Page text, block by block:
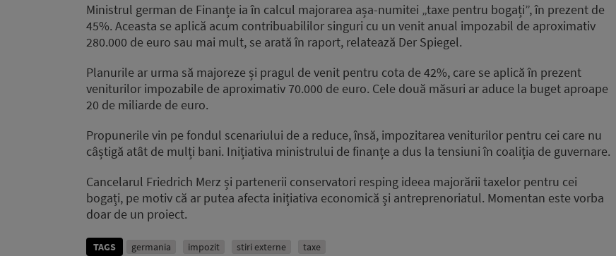
increase
or
Ministrul german de Finanțe ia în calcul majorarea așa-numitei „taxe pentru bogați”, în prezent de
45%. Aceasta se aplică acum contribuabililor singuri cu un venit anual impozabil de aproximativ
280.000 de euro sau mai mult, se arată în raport, relatează Der Spiegel.
Planurile ar urma să majoreze și pragul de venit pentru cota de 42%, care se aplică în prezent
veniturilor impozabile de aproximativ 70.000 de euro. Cele două măsuri ar aduce la buget aproape
20 de miliarde de euro.
Propunerile vin pe fondul scenariului de a reduce, însă, impozitarea veniturilor pentru cei care nu
câștigă atât de mulți bani. Inițiativa ministrului de finanțe a dus la tensiuni în coaliția de guvernare.
Cancelarul Friedrich Merz și partenerii conservatori resping ideea majorării taxelor pentru cei
bogați, pe motiv că ar putea afecta inițiativa economică și antreprenoriatul. Momentan este vorba
doar de un proiect.
TAGS germania impozit stiri externe taxe